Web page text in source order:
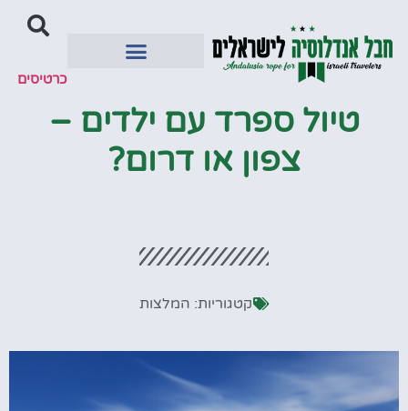
כרטיסים
טיול ספרד עם ילדים –
צפון או דרום?
קטגוריות: המלצות